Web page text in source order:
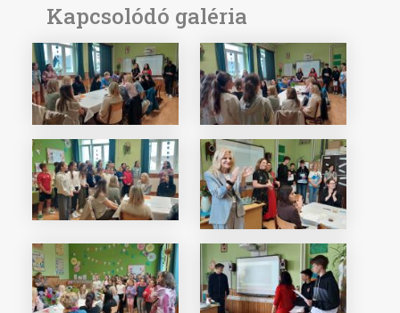
Kapcsolódó galéria